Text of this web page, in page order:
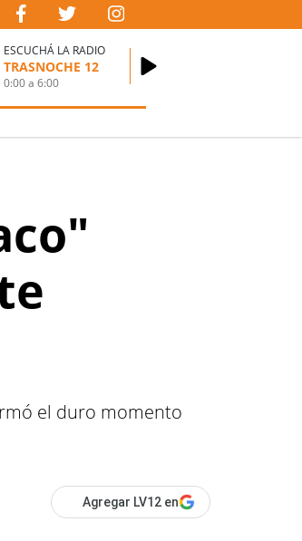
ESCUCHÁ LA RADIO
TRASNOCHE 12
0:00a6:00
el duro momento
Agregar LV12 en